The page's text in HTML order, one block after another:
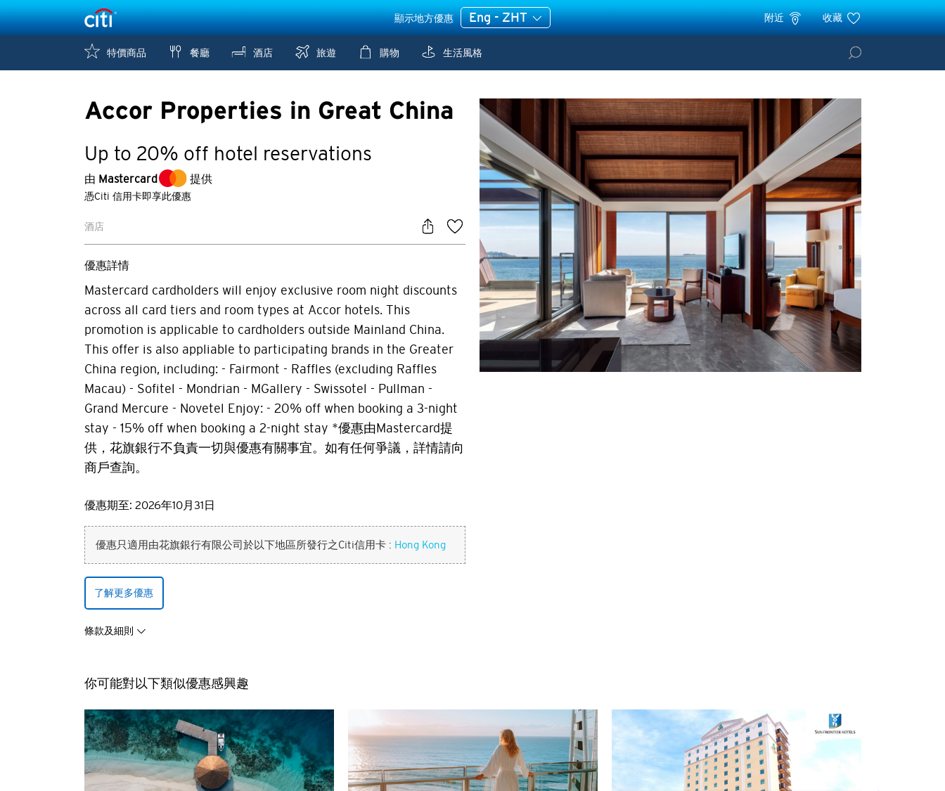
顯示地方優惠 Eng - ZHT 附近 收藏
特價商品 餐廳 酒店 旅遊 購物 生活風格
Accor Properties in Great China
Up to 20% off hotel reservations
由 Mastercard 提供
憑Citi 信用卡即享此優惠
酒店
優惠詳情
Mastercard cardholders will enjoy exclusive room night discounts
across all card tiers and room types at Accor hotels. This
promotion is applicable to cardholders outside Mainland China.
This offer is also appliable to participating brands in the Greater
China region, including: - Fairmont - Raffles (excluding Raffles
Macau) - Sofitel - Mondrian - MGallery - Swissotel - Pullman -
Grand Mercure - Novetel Enjoy: - 20% off when booking a 3-night
stay - 15% off when booking a 2-night stay *優惠由Mastercard提
供，花旗銀行不負責一切與優惠有關事宜。如有任何爭議，詳情請向
商戶查詢。
優惠期至: 2026年10月31日
優惠只適用由花旗銀行有限公司於以下地區所發行之Citi信用卡 : Hong Kong
了解更多優惠
條款及細則
你可能對以下類似優惠感興趣您確認您正離開花旗環球禮遇網站並進入第三者網站。
所有您提供的資料將受制於該第三網站的有關條款。花旗銀行(香港)有限公司對該網站之內容及閣下使用有關內容一切
概不負責。
請選擇您的語言
新加坡
曼谷, 泰國